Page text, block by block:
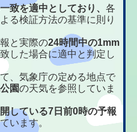
致を適中としており、各
る検証方法の基準に則り
と実際の24時間中の1mm
した場合に適中と判定し
、気象庁の定める地点で
園の天気を参照していま
している7日前0時の予報
います。